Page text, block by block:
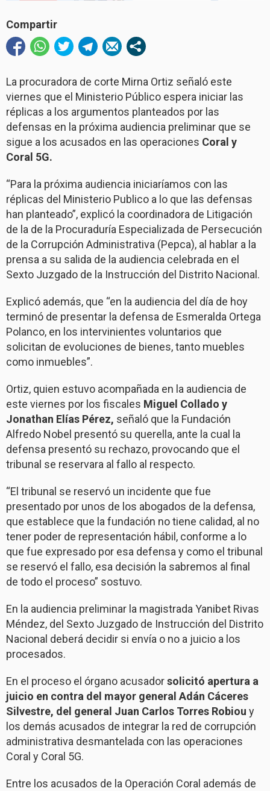
Compartir
La procuradora de corte Mirna Ortiz señaló este
viernes que el Ministerio Público espera iniciar las
réplicas a los argumentos planteados por las
defensas en la próxima audiencia preliminar que se
sigue a los acusados en las operaciones Coral y
Coral 5G.
“Para la próxima audiencia iniciaríamos con las
réplicas del Ministerio Publico a lo que las defensas
han planteado”, explicó la coordinadora de Litigación
de la de la Procuraduría Especializada de Persecución
de la Corrupción Administrativa (Pepca), al hablar a la
prensa a su salida de la audiencia celebrada en el
Sexto Juzgado de la Instrucción del Distrito Nacional.
Explicó además, que “en la audiencia del día de hoy
terminó de presentar la defensa de Esmeralda Ortega
Polanco, en los intervinientes voluntarios que
solicitan de evoluciones de bienes, tanto muebles
como inmuebles”.
Ortiz, quien estuvo acompañada en la audiencia de
este viernes por los fiscales Miguel Collado y
Jonathan Elías Pérez, señaló que la Fundación
Alfredo Nobel presentó su querella, ante la cual la
defensa presentó su rechazo, provocando que el
tribunal se reservara al fallo al respecto.
“El tribunal se reservó un incidente que fue
presentado por unos de los abogados de la defensa,
que establece que la fundación no tiene calidad, al no
tener poder de representación hábil, conforme a lo
que fue expresado por esa defensa y como el tribunal
se reservó el fallo, esa decisión la sabremos al final
de todo el proceso” sostuvo.
En la audiencia preliminar la magistrada Yanibet Rivas
Méndez, del Sexto Juzgado de Instrucción del Distrito
Nacional deberá decidir si envía o no a juicio a los
procesados.
En el proceso el órgano acusadorsolicitó apertura a
juicio en contra del mayor general Adán Cáceres
Silvestre, del general Juan Carlos Torres Robiou y
los demás acusados de integrar la red de corrupción
administrativa desmantelada con las operaciones
Coral y Coral 5G.
Entre los acusados de la Operación Coral además de